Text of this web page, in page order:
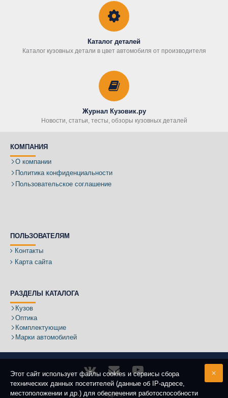
Каталог деталей
Каталог кузовных детали в цвет автомобиля от производителя
Журнал Кузовик.ру
Новости, статьи, тесты, обзоры кузовных деталей
КОМПАНИЯ
О компании
Политика конфиденциальности
Пользовательское соглашение
ПОЛЬЗОВАТЕЛЯМ
Контакты
Карта сайта
РАЗДЕЛЫ КАТАЛОГА
Кузов
Оптика
Комплектующие
Марки автомобилей
Адрес:
Этот сайт использует файлы cookies и сервисы сбора
технических данных посетителей (данные об IP-адресе,
местоположении и др.) для обеспечения работоспособности